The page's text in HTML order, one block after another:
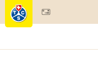
Membres & prestations